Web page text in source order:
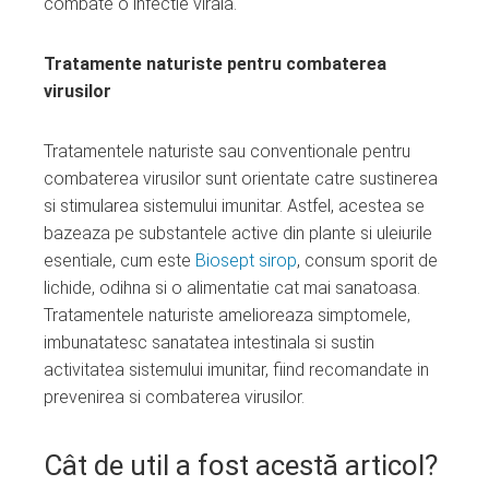
Tratamente naturiste pentru combaterea
virusilor
Tratamentele naturiste sau conventionale pentru
combaterea virusilor sunt orientate catre sustinerea
si stimularea sistemului imunitar. Astfel, acestea se
bazeaza pe substantele active din plante si uleiurile
esentiale, cum este Biosept sirop, consum sporit de
lichide, odihna si o alimentatie cat mai sanatoasa.
Tratamentele naturiste amelioreaza simptomele,
imbunatatesc sanatatea intestinala si sustin
activitatea sistemului imunitar, fiind recomandate in
prevenirea si combaterea virusilor.
Cât de util a fost acestă articol?